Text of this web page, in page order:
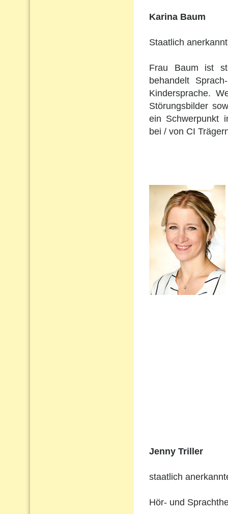
Karina Baum
Staatlich
Frau Baum ist
behandelt
Kindersprache.
Störungsbilder
ein Schwerpunkt
bei / von CI
Jenny Triller
staatlich
Hör- und